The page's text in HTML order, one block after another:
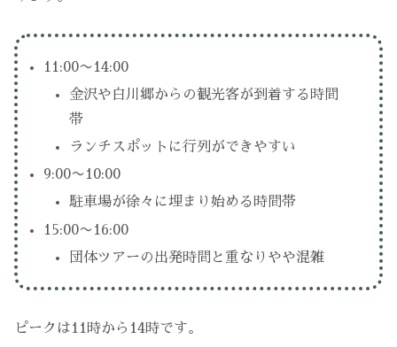
11:00〜14:00
金沢や白川郷からの観光客が到着する時間
帯
ランチスポットに行列ができやすい
9:00〜10:00
駐車場が徐々に埋まり始める時間帯
15:00〜16:00
団体ツアーの出発時間と重なりやや混雑
ピークは11時から14時です。